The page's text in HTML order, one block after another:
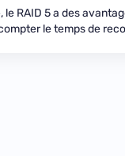
RAID 5 a des
le temps de